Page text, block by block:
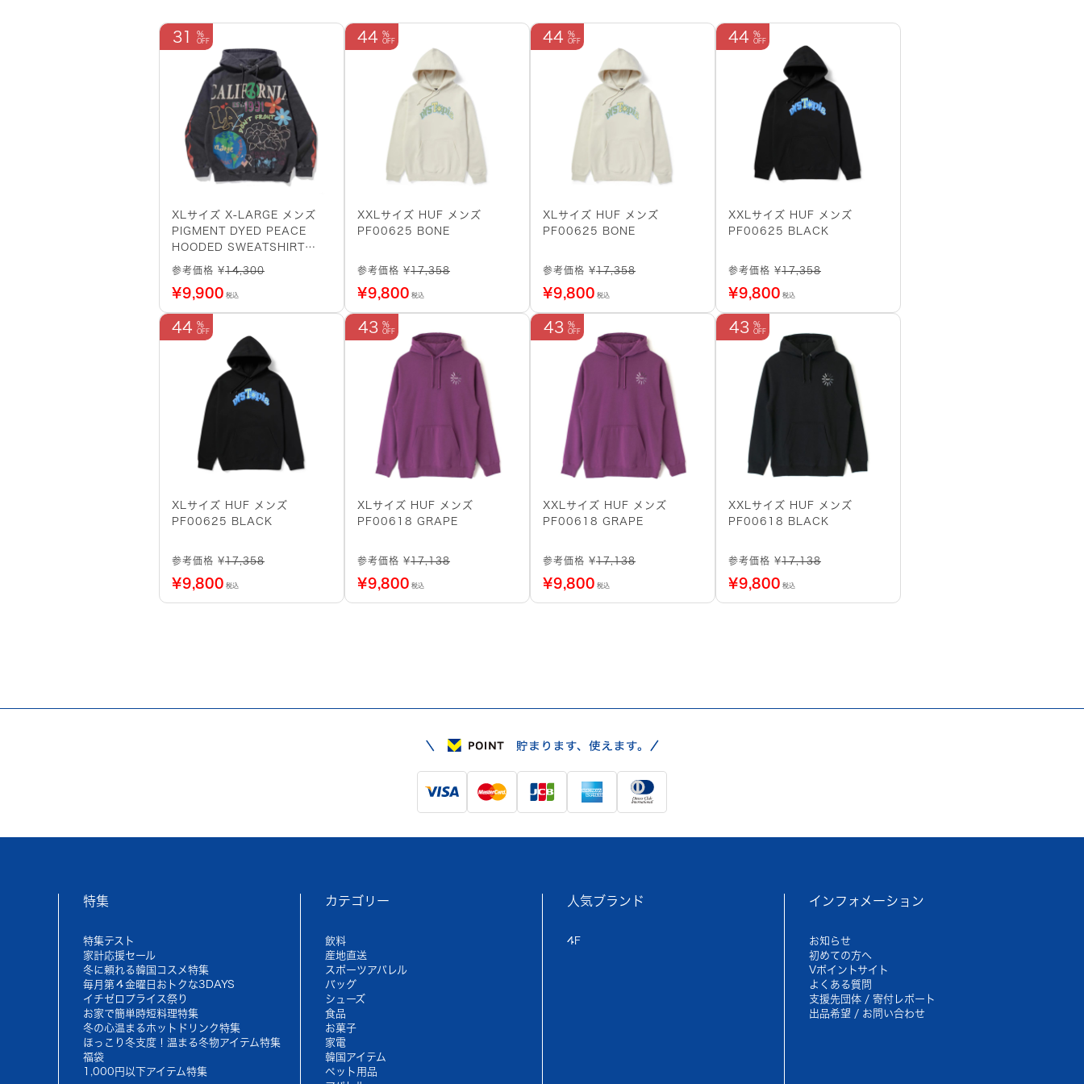
31
XLサイズ X-LARGE メンズ
PIGMENT DYED PEACE
HOODED SWEATSHIRT
101233012015 BLACK
参考価格 ¥14,300
¥9,900 税込
44
XXLサイズ HUF メンズ
PF00625 BONE
参考価格 ¥17,358
¥9,800 税込
44
XLサイズ HUF メンズ
PF00625 BONE
参考価格 ¥17,358
¥9,800 税込
44
XXLサイズ HUF メンズ
PF00625 BLACK
参考価格 ¥17,358
¥9,800 税込
44
XLサイズ HUF メンズ
PF00625 BLACK
参考価格 ¥17,358
¥9,800 税込
43
XLサイズ HUF メンズ
PF00618 GRAPE
参考価格 ¥17,138
¥9,800 税込
43
XXLサイズ HUF メンズ
PF00618 GRAPE
参考価格 ¥17,138
¥9,800 税込
43
XXLサイズ HUF メンズ
PF00618 BLACK
参考価格 ¥17,138
¥9,800 税込
特集
特集テスト
家計応援セール
冬に頼れる韓国コスメ特集
毎月第４金曜日おトクな3DAYS
イチゼロプライス祭り
お家で簡単時短料理特集
冬の心温まるホットドリンク特集
ほっこり冬支度！温まる冬物アイテム特集
福袋
1,000円以下アイテム特集
カテゴリー
飲料
産地直送
スポーツアパレル
バッグ
シューズ
食品
お菓子
家電
韓国アイテム
ペット用品
人気ブランド
4F
インフォメーション
お知らせ
初めての方へ
Vポイントサイト
よくある質問
支援先団体 / 寄付レポート
出品希望 / お問い合わせ